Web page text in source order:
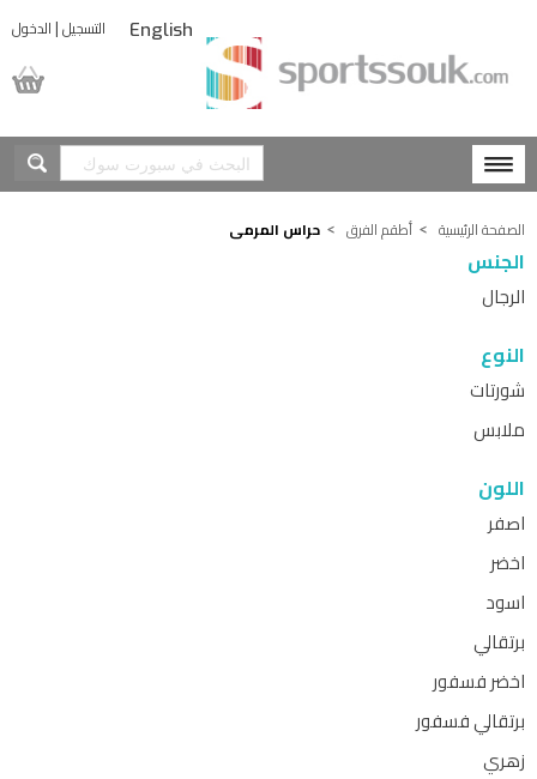
التسجيل|الدخول English
الصفحة الرئيسية أطقم الفرق حراس المرمى
الجنس
الرجال
النوع
شورتات
ملابس
اللون
اصفر
اخضر
اسود
برتقالي
اخضر فسفور
برتقالي فسفور
زهري